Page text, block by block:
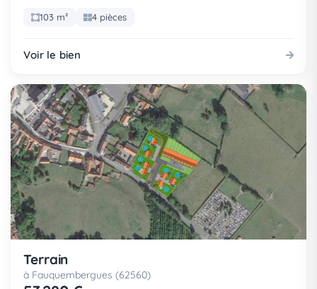
103 m² 4 pièces
Voir le bien
Terrain
à Fauquembergues (62560)